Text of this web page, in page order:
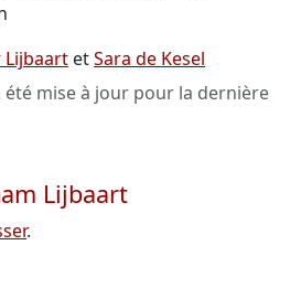
Lijbaart etSara de Kesel
mise à jour pour la dernière
Lijbaart
.